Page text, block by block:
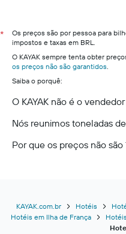
*
Os preços são por pessoa para
impostos e taxas em BRL.
O KAYAK sempre tenta obter
os preços não são garantidos.
Saiba o porquê:
O KAYAK não é o vendedor
Nós reunimos toneladas
Por que os preços não são
KAYAK.com.br Hotéis
Hotéis em Ilha de França